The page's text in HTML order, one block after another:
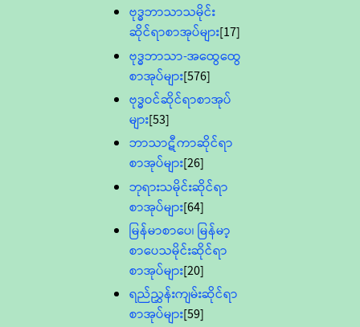
ဗုဒ္ဓဘာသာသမိုင်း
ဆိုင်ရာစာအုပ်များ[17]
ဗုဒ္ဓဘာသာ-အထွေထွေ
စာအုပ်များ[576]
ဗုဒ္ဓဝင်ဆိုင်ရာစာအုပ်
များ[53]
ဘာသာဋီကာဆိုင်ရာ
စာအုပ်များ[26]
ဘုရားသမိုင်းဆိုင်ရာ
စာအုပ်များ[64]
မြန်မာစာပေ၊ မြန်မာ့
စာပေသမိုင်းဆိုင်ရာ
စာအုပ်များ[20]
ရည်ညွှန်းကျမ်းဆိုင်ရာ
စာအုပ်များ[59]